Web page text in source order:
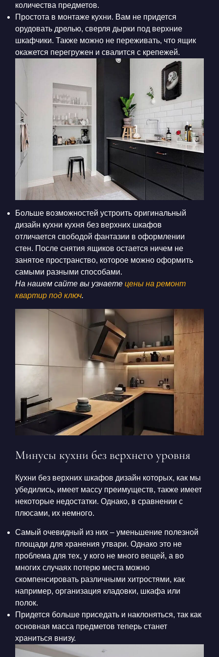
количества предметов.
Простота в монтаже кухни. Вам не придется
орудовать дрелью, сверля дырки под верхние
шкафчики. Также можно не переживать, что ящик
окажется перегружен и свалится с крепежей.
Больше возможностей устроить оригинальный
дизайн кухни кухня без верхних шкафов
отличается свободой фантазии в оформлении
стен. После снятия ящиков остается ничем не
занятое пространство, которое можно оформить
самыми разными способами.
На нашем сайте вы узнаете цены на ремонт
квартир под ключ.
Минусы кухни без верхнего уровня
Кухни без верхних шкафов дизайн которых, как мы
убедились, имеет массу преимуществ, также имеет
некоторые недостатки. Однако, в сравнении с
плюсами, их немного.
Самый очевидный из них – уменьшение полезной
площади для хранения утвари. Однако это не
проблема для тех, у кого не много вещей, а во
многих случаях потерю места можно
скомпенсировать различными хитростями, как
например, организация кладовки, шкафа или
полок.
Придется больше приседать и наклоняться, так как
основная масса предметов теперь станет
храниться внизу.